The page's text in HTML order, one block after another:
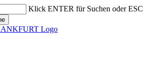
Klick ENTER für Suchen oder ESC